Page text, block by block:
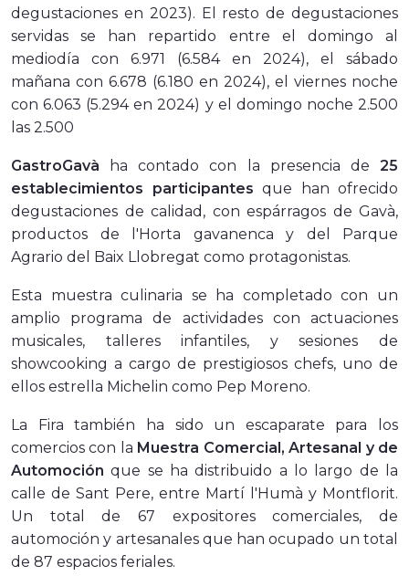
degustaciones en 2023). El resto de degustaciones
servidas se han repartido entre el domingo al
mediodía con 6.971 (6.584 en 2024), el sábado
mañana con 6.678 (6.180 en 2024), el viernes noche
con 6.063 (5.294 en 2024) y el domingo noche 2.500
las 2.500
GastroGavà ha contado con la presencia de25
establecimientos participantes que han ofrecido
degustaciones de calidad, con espárragos de Gavà,
productos de l'Horta gavanenca y del Parque
Agrario del Baix Llobregat como protagonistas.
Esta muestra culinaria se ha completado con un
amplio programa de actividades con actuaciones
musicales, talleres infantiles, y sesiones de
showcooking a cargo de prestigiosos chefs, uno de
ellos estrella Michelin como Pep Moreno.
La Fira también ha sido un escaparate para los
comercios con la Muestra Comercial, Artesanal y de
Automoción que se ha distribuido a lo largo de la
calle de Sant Pere, entre Martí l'Humà y Montflorit.
Un total de 67 expositores comerciales, de
automoción y artesanales que han ocupado un total
de 87 espacios feriales.